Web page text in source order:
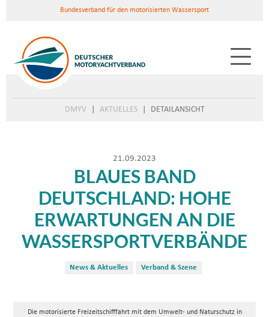
Bundesverband für den motorisierten Wassersport
DMYV AKTUELLES DETAILANSICHT
21.09.2023
BLAUES BAND
DEUTSCHLAND: HOHE
ERWARTUNGEN AN DIE
WASSERSPORTVERBÄNDE
News & Aktuelles Verband & Szene
Die motorisierte Freizeitschifffahrt mit dem Umwelt- und Naturschutz in